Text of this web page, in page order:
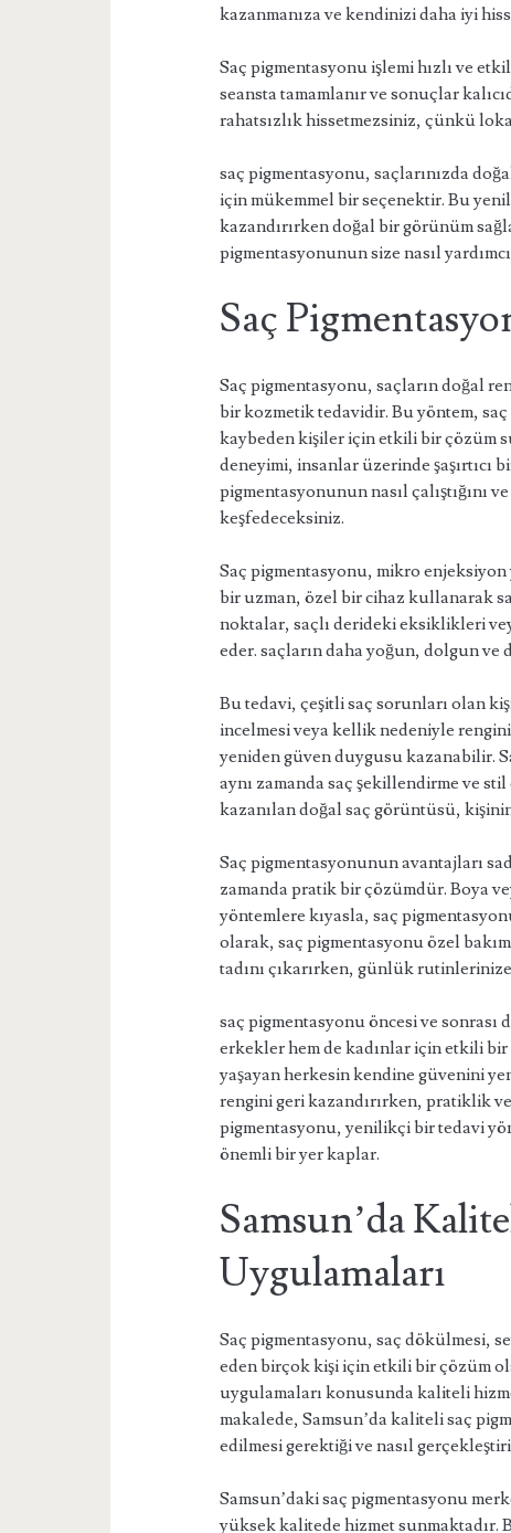
kazanmanıza ve kendinizi daha iyi
Saç pigmentasyonu işlemi hızlı ve
seansta tamamlanır ve sonuçlar
rahatsızlık hissetmezsiniz, çünkü
saç pigmentasyonu, saçlarınızda
için mükemmel bir seçenektir. Bu
kazandırırken doğal bir görünüm
pigmentasyonunun size nasıl
Saç
Saç pigmentasyonu, saçların doğal
bir kozmetik tedavidir. Bu yöntem,
kaybeden kişiler için etkili bir çözüm
deneyimi, insanlar üzerinde şaşırtıcı
pigmentasyonunun nasıl çalıştığını
keşfedeceksiniz.
Saç pigmentasyonu, mikro
bir uzman, özel bir cihaz kullanarak
noktalar, saçlı derideki eksiklikleri
eder. saçların daha yoğun, dolgun ve
Bu tedavi, çeşitli saç sorunları olan
incelmesi veya kellik nedeniyle
yeniden güven duygusu kazanabilir.
aynı zamanda saç şekillendirme ve
kazanılan doğal saç görüntüsü,
Saç pigmentasyonunun avantajları
zamanda pratik bir çözümdür. Boya
yöntemlere kıyasla, saç
olarak, saç pigmentasyonu özel
tadını çıkarırken, günlük
saç pigmentasyonu öncesi ve
erkekler hem de kadınlar için etkili
yaşayan herkesin kendine güvenini
rengini geri kazandırırken, pratiklik
pigmentasyonu, yenilikçi bir tedavi
önemli bir yer kaplar.
Samsun’da
Uygulamaları
Saç pigmentasyonu, saç dökülmesi,
eden birçok kişi için etkili bir çözüm
uygulamaları konusunda kaliteli
makalede, Samsun’da kaliteli saç
edilmesi gerektiği ve nasıl
Samsun’daki saç pigmentasyonu
yüksek kalitede hizmet sunmaktadır.